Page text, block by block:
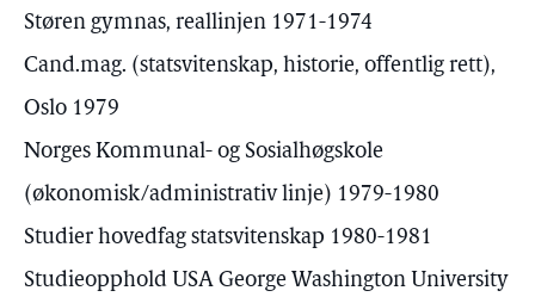
Støren gymnas, reallinjen 1971-1974
Cand.mag. (statsvitenskap, historie, offentlig rett),
Oslo 1979
Norges Kommunal- og Sosialhøgskole
(økonomisk/administrativ linje) 1979-1980
Studier hovedfag statsvitenskap 1980-1981
Studieopphold USA George Washington University